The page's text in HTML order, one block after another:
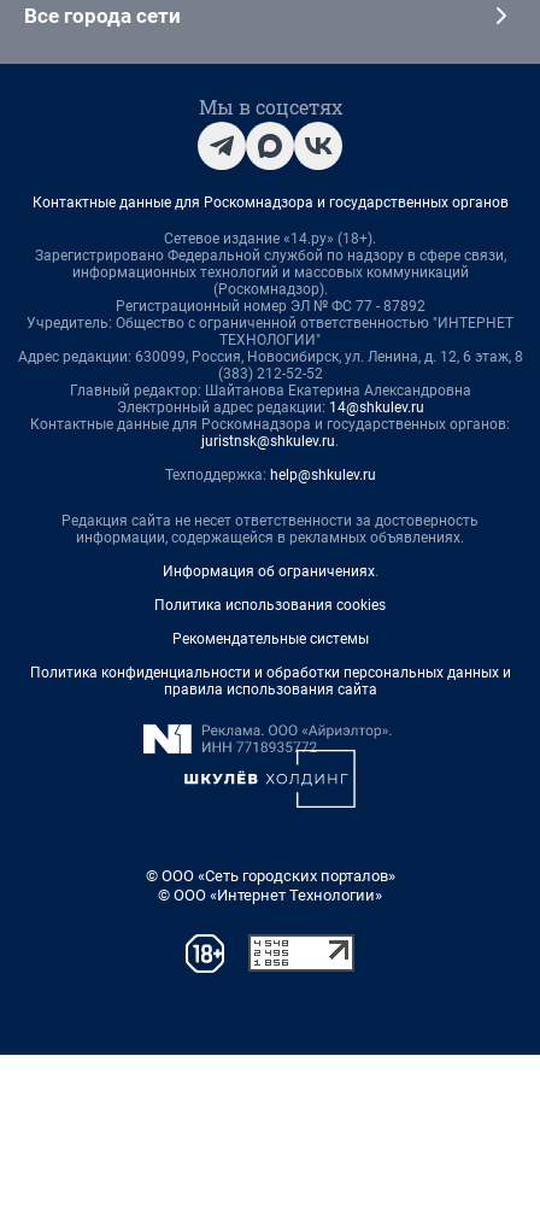
Все города сети
Мы в соцсетях
Контактные данные для Роскомнадзора и государственных органов
Сетевое издание «14.ру» (18+).
Зарегистрировано Федеральной службой по надзору в сфере связи,
информационных технологий и массовых коммуникаций
(Роскомнадзор).
Регистрационный номер ЭЛ № ФС 77 - 87892
Учредитель: Общество с ограниченной ответственностью "ИНТЕРНЕТ
ТЕХНОЛОГИИ"
Адрес редакции: 630099, Россия, Новосибирск, ул. Ленина, д. 12, 6 этаж, 8
(383) 212-52-52
Главный редактор: Шайтанова Екатерина Александровна
Электронный адрес редакции: 14@shkulev.ru
Контактные данные для Роскомнадзора и государственных органов:
juristnsk@shkulev.ru.
Техподдержка: help@shkulev.ru
Редакция сайта не несет ответственности за достоверность
информации, содержащейся в рекламных объявлениях.
Информация об ограничениях.
Политика использования cookies
Рекомендательные системы
Политика конфиденциальности и обработки персональных данных и
правила использования сайта
© ООО «Сеть городских порталов»
© ООО «Интернет Технологии»